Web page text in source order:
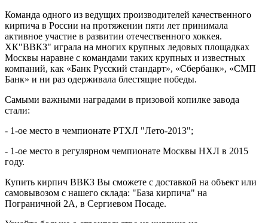
Команда одного из ведущих производителей качественного
кирпича в России на протяжении пяти лет принимала
активное участие в развитии отечественного хоккея.
ХК"ВВКЗ" играла на многих крупных ледовых площадках
Москвы наравне с командами таких крупных и известных
компаний, как «Банк Русский стандарт», «Сбербанк», «СМП
Банк» и ни раз одерживала блестящие победы.
Самыми важными наградами в призовой копилке завода
стали:
- 1-ое место в чемпионате РТХЛ "Лето-2013";
- 1-ое место в регулярном чемпионате Москвы НХЛ в 2015
году.
Купить кирпич ВВКЗ Вы сможете с доставкой на объект или
самовывозом с нашего склада: "База кирпича" на
Пограничной 2А, в Сергиевом Посаде.